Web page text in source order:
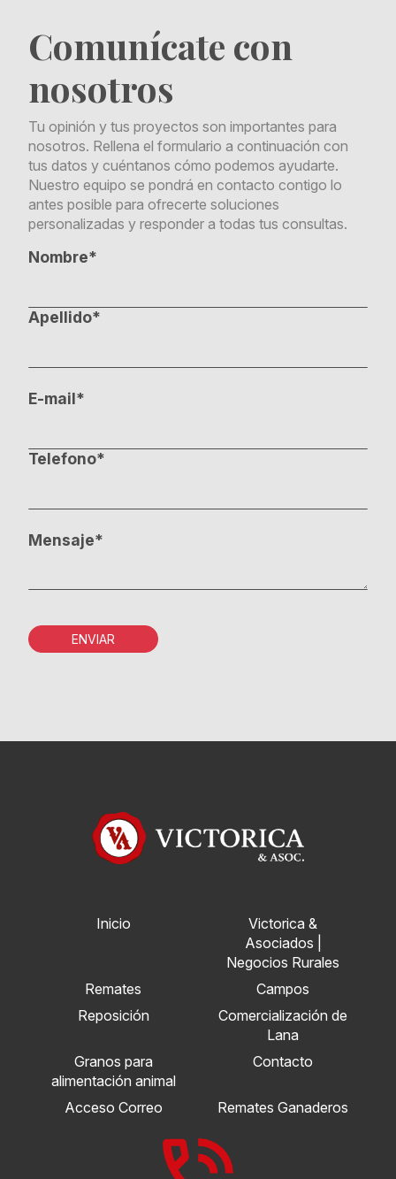
Comunícate con
nosotros
Tu opinión y tus proyectos son importantes para
nosotros. Rellena el formulario a continuación con
tus datos y cuéntanos cómo podemos ayudarte.
Nuestro equipo se pondrá en contacto contigo lo
antes posible para ofrecerte soluciones
personalizadas y responder a todas tus consultas.
Nombre*
Apellido*
E-mail*
Telefono*
Mensaje*
ENVIAR
Inicio
Victorica &
Asociados |
Negocios Rurales
Remates
Campos
Reposición
Comercialización de
Lana
Granos para
alimentación animal
Contacto
Acceso Correo Remates Ganaderos